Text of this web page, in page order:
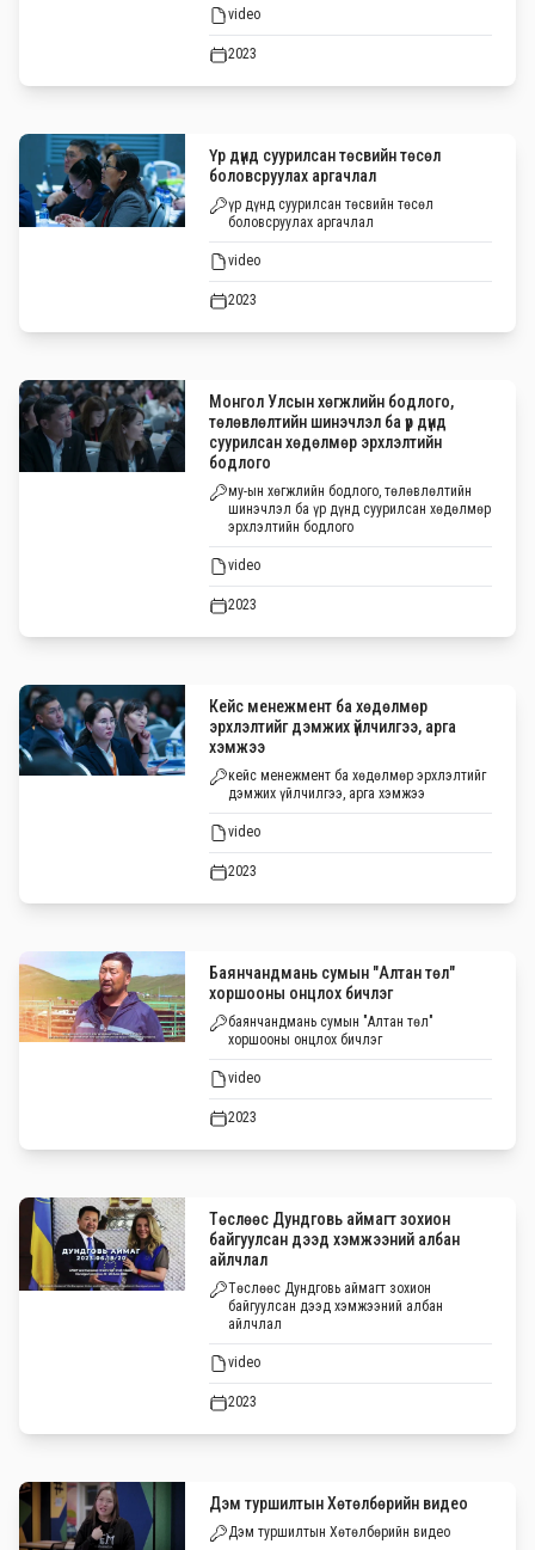
video
2023
Үр дүнд суурилсан төсвийн төсөл
боловсруулах аргачлал
үр дүнд суурилсан төсвийн төсөл
боловсруулах аргачлал
video
2023
Монгол Улсын хөгжлийн бодлого,
төлөвлөлтийн шинэчлэл ба үр дүнд
суурилсан хөдөлмөр эрхлэлтийн
бодлого
му-ын хөгжлийн бодлого, төлөвлөлтийн
шинэчлэл ба үр дүнд суурилсан хөдөлмөр
эрхлэлтийн бодлого
video
2023
Кейс менежмент ба хөдөлмөр
эрхлэлтийг дэмжих үйлчилгээ, арга
хэмжээ
кейс менежмент ба хөдөлмөр эрхлэлтийг
дэмжих үйлчилгээ, арга хэмжээ
video
2023
Баянчандмань сумын "Алтан төл"
хоршооны онцлох бичлэг
баянчандмань сумын "Алтан төл"
хоршооны онцлох бичлэг
video
2023
Төслөөс Дундговь аймагт зохион
байгуулсан дээд хэмжээний албан
айлчлал
Төслөөс Дундговь аймагт зохион
байгуулсан дээд хэмжээний албан
айлчлал
video
2023
Дэм туршилтын Хөтөлбөрийн видео
Дэм туршилтын Хөтөлбөрийн видео